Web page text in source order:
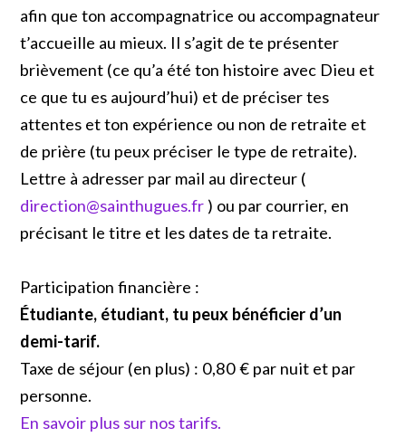
afin que ton accompagnatrice ou accompagnateur
t’accueille au mieux. Il s’agit de te présenter
brièvement (ce qu’a été ton histoire avec Dieu et
ce que tu es aujourd’hui) et de préciser tes
attentes et ton expérience ou non de retraite et
de prière (tu peux préciser le type de retraite).
Lettre à adresser par mail au directeur (
direction@sainthugues.fr ) ou par courrier, en
précisant le titre et les dates de ta retraite.
Participation financière :
Étudiante, étudiant, tu peux bénéficier d’un
demi-tarif.
Taxe de séjour (en plus) : 0,80 € par nuit et par
personne.
En savoir plus sur nos tarifs.